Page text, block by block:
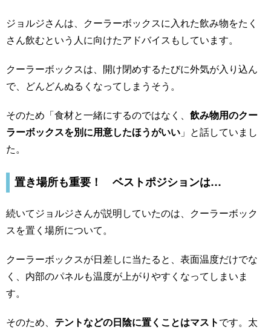
ジョルジさんは、クーラーボックスに入れた飲み物をたく
さん飲むという人に向けたアドバイスもしています。
クーラーボックスは、開け閉めするたびに外気が入り込ん
で、どんどんぬるくなってしまうそう。
そのため「食材と一緒にするのではなく、 飲み物用のクー
ラーボックスを別に用意したほうがいい 」と話していまし
た。
置き場所も重要！ ベストポジションは…
続いてジョルジさんが説明していたのは、クーラーボック
スを置く場所について。
クーラーボックスが日差しに当たると、表面温度だけでな
く、内部のパネルも温度が上がりやすくなってしまいま
す。
そのため、 テントなどの日陰に置くことはマストです。太